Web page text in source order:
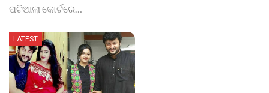
ପଟିଆଲା କୋର୍ଟରେ…
LATEST